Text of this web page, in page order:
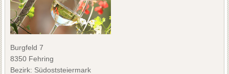
Burgfeld 7
8350 Fehring
Bezirk: Südoststeiermark